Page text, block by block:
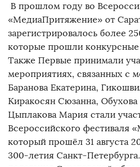
В прошлом году во
«МедиаПритяжение» от
зарегистрировалось более
которые прошли
Также Первые принимали
мероприятиях, связанных с
Баранова Екатерина,
Киракосян Сюзанна,
Цыплакова Мария стали
Всероссийского фестиваля
который прошёл 31 августа
300-летия Санкт-